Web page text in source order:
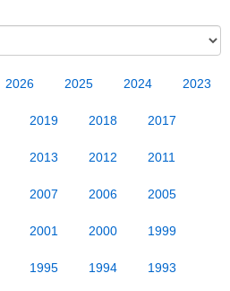
2026 2025 2024 2023
2019 2018 2017
2013 2012 2011
2007 2006 2005
2001 2000 1999
1995 1994 1993